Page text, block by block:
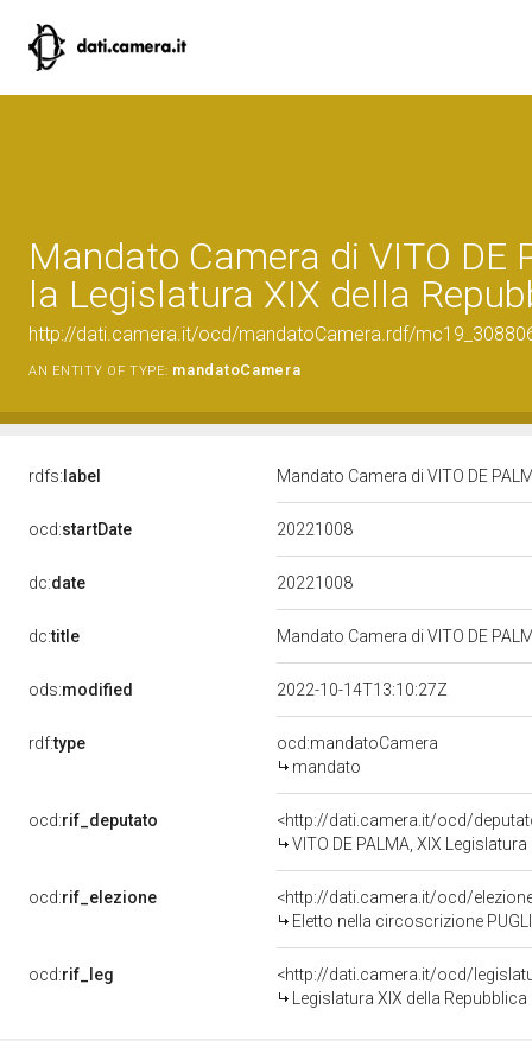
Mandato Camera di VITO DE
la Legislatura XIX della
http://dati.camera.it/ocd/mandatoCamera.rdf/
AN ENTITY OF TYPE: mandatoCamera
rdfs: label Mandato Camera di VITO DE
ocd:startDate 20221008
dc:date 20221008
dc:title Mandato Camera di VITO DE
ods:modified 2022-10-14T13:10:27Z
rdf:type
ocd:mandatoCamera
mandato
ocd:rif_deputato
<http://dati.camera.it/ocd/
VITO DE PALMA, XIX
ocd:rif_elezione
<http://dati.camera.it/ocd/
Eletto nella circoscrizione
ocd:rif_leg
<http://dati.camera.it/ocd/
Legislatura XIX della